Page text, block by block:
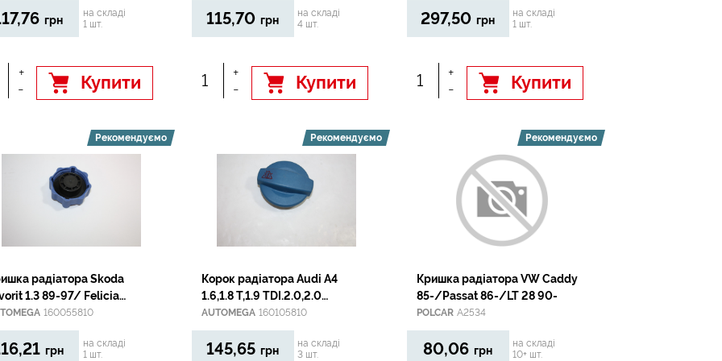
грн
на складі
1 шт.
+
-
Купити
115,70 грн
на складі
4 шт.
+
-
Купити
297,50 грн
на складі
1 шт.
+
-
Купити
Рекомендуємо
радіатора Skoda
1.3 89-97/ Felicia
1.6/1.9D 94-02
160055810
грн
на складі
1 шт.
Рекомендуємо
Корок радiатора Audi A4
1.6,1.8 T,1.9 TDI.2.0,2.0
FSI,2.4,2.5 TDI
AUTOMEGA 160105810
145,65 грн
на складі
3 шт.
Рекомендуємо
Кришка радіатора VW Caddy
85-/Passat 86-/LT 28 90-
POLCAR A2534
80,06 грн
на складі
10+ шт.